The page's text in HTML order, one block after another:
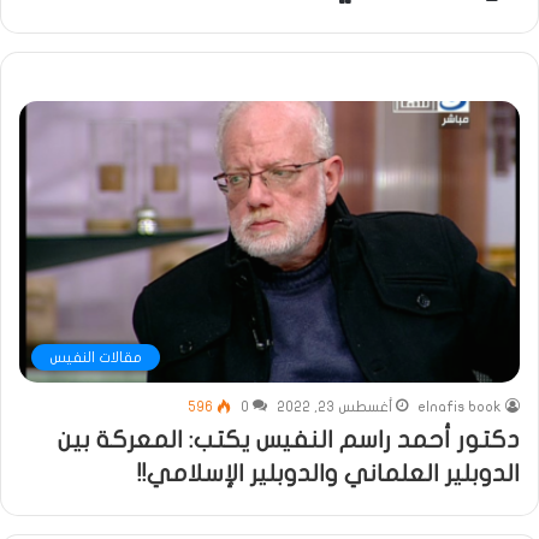
مقالات النفيس
elnafis book أغسطس 23, 2022 0
596
دكتور أحمد راسم النفيس يكتب: المعركة بين
الدوبلير العلماني والدوبلير الإسلامي!!